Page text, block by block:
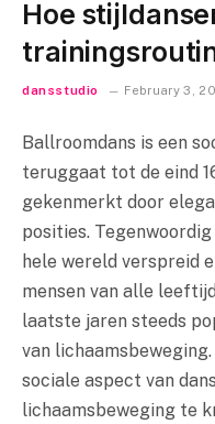
Hoe
dansstudio February 3,
Ballroomdans is een
teruggaat tot de eind
gekenmerkt door
posities.
hele wereld verspreid
mensen van alle
laatste jaren steeds
van
sociale aspect van
lichaamsbeweging te